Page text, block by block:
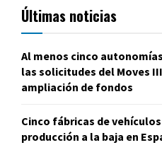
Últimas noticias
Al menos cinco
las solicitudes del Moves
ampliación de fondos
Cinco fábricas de
producción a la baja en